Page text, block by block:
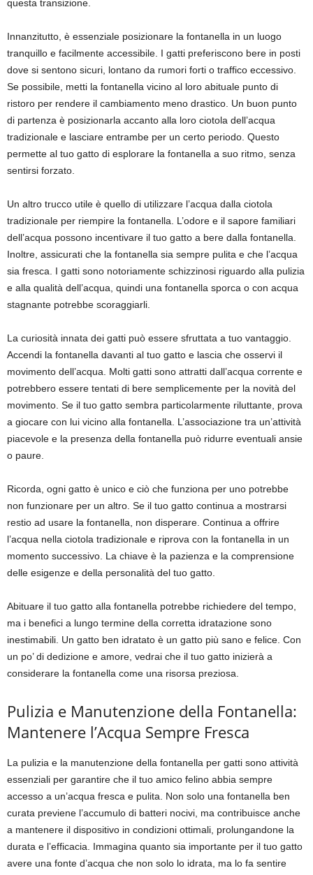
questa transizione.
Innanzitutto, è essenziale posizionare la fontanella in un luogo
tranquillo e facilmente accessibile. I gatti preferiscono bere in posti
dove si sentono sicuri, lontano da rumori forti o traffico eccessivo.
Se possibile, metti la fontanella vicino al loro abituale punto di
ristoro per rendere il cambiamento meno drastico. Un buon punto
di partenza è posizionarla accanto alla loro ciotola dell’acqua
tradizionale e lasciare entrambe per un certo periodo. Questo
permette al tuo gatto di esplorare la fontanella a suo ritmo, senza
sentirsi forzato.
Un altro trucco utile è quello di utilizzare l’acqua dalla ciotola
tradizionale per riempire la fontanella. L’odore e il sapore familiari
dell’acqua possono incentivare il tuo gatto a bere dalla fontanella.
Inoltre, assicurati che la fontanella sia sempre pulita e che l’acqua
sia fresca. I gatti sono notoriamente schizzinosi riguardo alla pulizia
e alla qualità dell’acqua, quindi una fontanella sporca o con acqua
stagnante potrebbe scoraggiarli.
La curiosità innata dei gatti può essere sfruttata a tuo vantaggio.
Accendi la fontanella davanti al tuo gatto e lascia che osservi il
movimento dell’acqua. Molti gatti sono attratti dall’acqua corrente e
potrebbero essere tentati di bere semplicemente per la novità del
movimento. Se il tuo gatto sembra particolarmente riluttante, prova
a giocare con lui vicino alla fontanella. L’associazione tra un’attività
piacevole e la presenza della fontanella può ridurre eventuali ansie
o paure.
Ricorda, ogni gatto è unico e ciò che funziona per uno potrebbe
non funzionare per un altro. Se il tuo gatto continua a mostrarsi
restio ad usare la fontanella, non disperare. Continua a offrire
l’acqua nella ciotola tradizionale e riprova con la fontanella in un
momento successivo. La chiave è la pazienza e la comprensione
delle esigenze e della personalità del tuo gatto.
Abituare il tuo gatto alla fontanella potrebbe richiedere del tempo,
ma i benefici a lungo termine della corretta idratazione sono
inestimabili. Un gatto ben idratato è un gatto più sano e felice. Con
un po’ di dedizione e amore, vedrai che il tuo gatto inizierà a
considerare la fontanella come una risorsa preziosa.
Pulizia e Manutenzione della Fontanella:
Mantenere l’Acqua Sempre Fresca
La pulizia e la manutenzione della fontanella per gatti sono attività
essenziali per garantire che il tuo amico felino abbia sempre
accesso a un’acqua fresca e pulita. Non solo una fontanella ben
curata previene l’accumulo di batteri nocivi, ma contribuisce anche
a mantenere il dispositivo in condizioni ottimali, prolungandone la
durata e l’efficacia. Immagina quanto sia importante per il tuo gatto
avere una fonte d’acqua che non solo lo idrata, ma lo fa sentire